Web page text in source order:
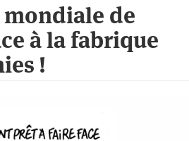
de
à la fabrique
!